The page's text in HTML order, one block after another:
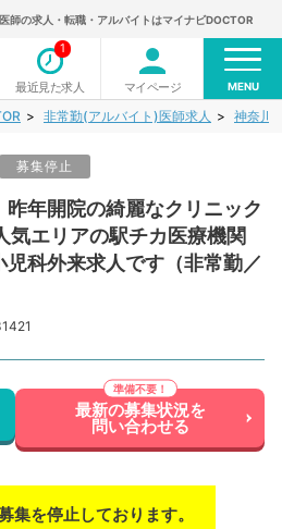
医師の求人・転職・アルバイトはマイナビDOCTOR
最近見た求人
1
マイページ MENU
非常勤(アルバイト)医師求人 神奈川
募集停止
昨年開院の綺麗なクリニック
エリアの駅チカ医療機関
科外来求人です（非常勤／
最新の募集状況を
問い合わせる
集を停止しております。